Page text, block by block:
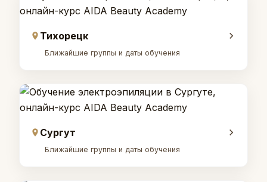
Тихорецк
Ближайшие группы и даты обучения
Сургут
Ближайшие группы и даты обучения